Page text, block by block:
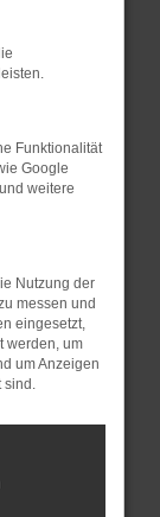
und dein
Stand
Funktionalität
Google
weitere
Nutzung der
messen und
eingesetzt,
werden, um
um Anzeigen
sind.